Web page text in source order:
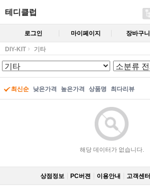
테디클럽
로그인 마이페이지 장바구니
DIY-KIT 기타
최신순 낮은가격 높은가격 상품명 최다리뷰
해당 데이터가 없습니다.
상점정보 PC버젼 이용안내 고객센터